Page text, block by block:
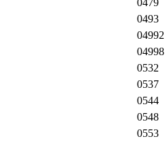
0479
0493
04992
04998
0532
0537
0544
0548
0553